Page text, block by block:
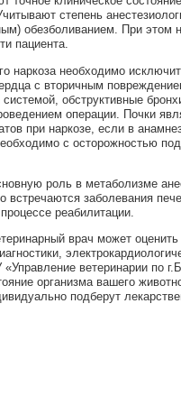
степень
обезболиванием. При этом
пациента.
наркоза необходимо
с вторичным
обструктивные
операции. Почки
при наркозе, если в
с осторожностью
роль в метаболизме
заболевания
реабилитации.
врач может
ветеринарии по
организма вашего
подберут